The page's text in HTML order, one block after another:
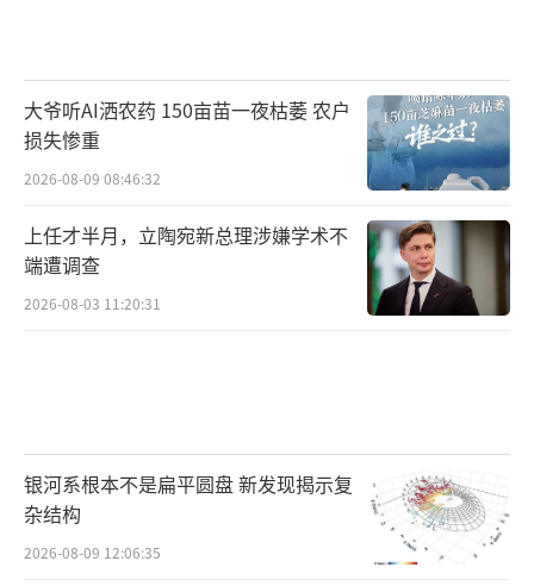
大爷听AI洒农药 150亩苗一夜枯萎 农户
损失惨重
2026-08-09 08:46:32
上任才半月，立陶宛新总理涉嫌学术不
端遭调查
2026-08-03 11:20:31
银河系根本不是扁平圆盘 新发现揭示复
杂结构
2026-08-09 12:06:35